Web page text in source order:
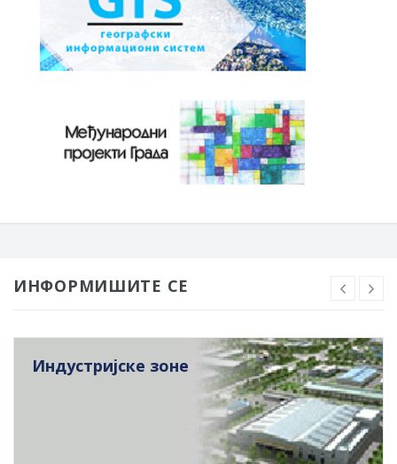
ИНФОРМИШИТЕ СЕ
Индустријске зоне